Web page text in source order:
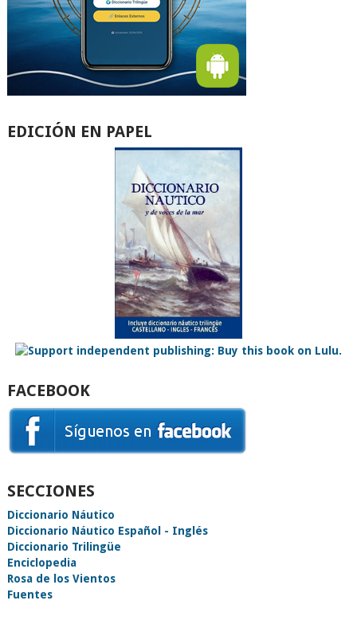
EDICIÓN EN PAPEL
FACEBOOK
SECCIONES
Diccionario Náutico
Diccionario Náutico Español - Inglés
Diccionario Trilingüe
Enciclopedia
Rosa de los Vientos
Fuentes